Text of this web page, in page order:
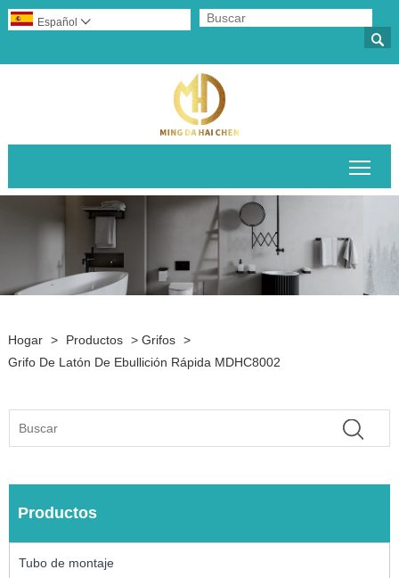

Español 
Hogar > Productos > Grifos >
Grifo De Latón De Ebullición Rápida MDHC8002
Productos
Tubo de montaje